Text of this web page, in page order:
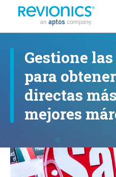
Buscar
Gestione
para
directas
mejores